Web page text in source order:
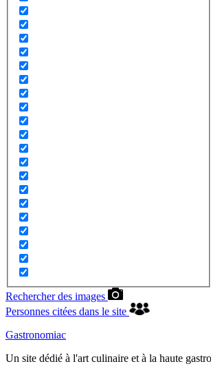
Rechercher des images
Personnes citées dans le site
Gastronomiac
Un site dédié à l'art culinaire et à la haute